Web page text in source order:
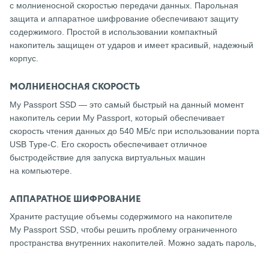
с молниеносной скоростью передачи данных. Парольная
защита и аппаратное шифрование обеспечивают защиту
содержимого. Простой в использовании компактный
накопитель защищен от ударов и имеет красивый, надежный
корпус.
МОЛНИЕНОСНАЯ СКОРОСТЬ
My Passport SSD — это самый быстрый на данный момент
накопитель серии My Passport, который обеспечивает
скорость чтения данных до 540 МБ/с при использовании порта
USB Type-C. Его скорость обеспечивает отличное
быстродействие для запуска виртуальных машин
на компьютере.
АППАРАТНОЕ ШИФРОВАНИЕ
Храните растущие объемы содержимого на накопителе
My Passport SSD, чтобы решить проблему ограниченного
пространства внутренних накопителей. Можно задать пароль,